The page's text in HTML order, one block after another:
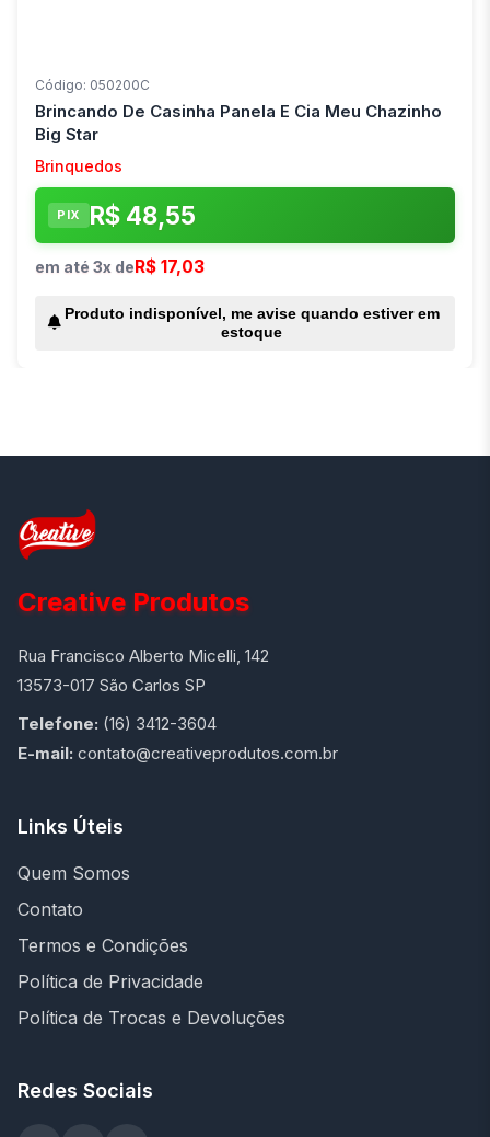
Código: 050200C
Brincando De Casinha Panela E Cia Meu Chazinho
Big Star
Brinquedos
PIX R$ 48,55
em até 3x deR$ 17,03
Produto indisponível, me avise quando estiver em
estoque
Creative Produtos
Rua Francisco Alberto Micelli, 142
13573-017 São Carlos SP
Telefone: (16) 3412-3604
E-mail: contato@creativeprodutos.com.br
Links Úteis
Quem Somos
Contato
Termos e Condições
Política de Privacidade
Política de Trocas e Devoluções
Redes Sociais